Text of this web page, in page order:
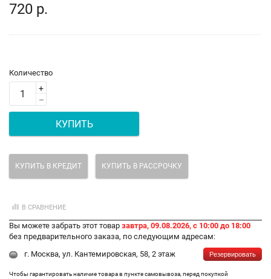
720 р.
Количество
+
–
КУПИТЬ
КУПИТЬ В КРЕДИТ КУПИТЬ В РАССРОЧКУ
В СРАВНЕНИЕ
Вы можете забрать этот товар завтра, 09.08.2026, с 10:00 до 18:00
без предварительного заказа, по следующим адресам:
г. Москва, ул. Кантемировская, 58, 2 этаж
Резервировать
Чтобы гарантировать наличие товара в пункте самовывоза, перед покупкой